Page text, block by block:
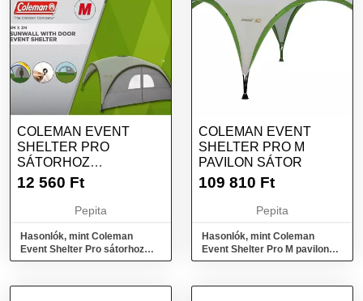
COLEMAN EVENT
SHELTER PRO
SÁTORHOZ
OLDALPANEL
12 560 Ft
Pepita
Hasonlók, mint Coleman
Event Shelter Pro sátorhoz
oldalpanel
COLEMAN EVENT
SHELTER PRO M
PAVILON SÁTOR
109 810 Ft
Pepita
Hasonlók, mint Coleman
Event Shelter Pro M pavilon
sátor